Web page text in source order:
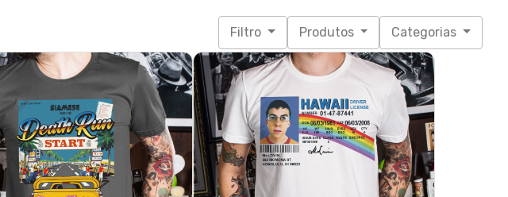
Filtro Produtos Categorias